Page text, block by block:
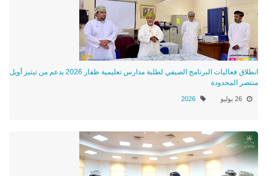
انطلاق فعاليات البرنامج الصيفي لطلبة مدارس تعليمية ظفار 2026 بدعم من تيثيز أويل
منتصر المحدودة
26 يوليو 2026